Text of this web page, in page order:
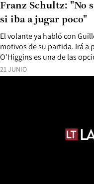
21 JUNIO
El volante ya habló con
motivos de su partida. Irá a
O'Higgins es una de las
Franz Schultz: "No
si iba a jugar poco"